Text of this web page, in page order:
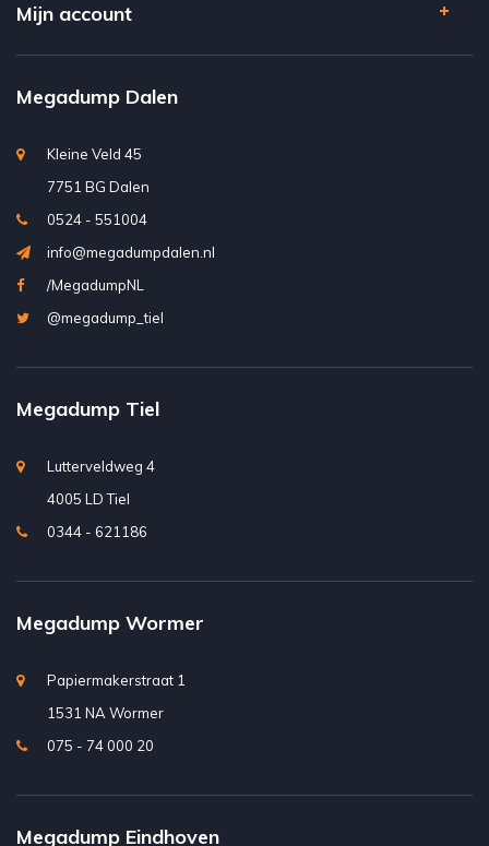
Mijn account
Megadump Dalen
Kleine Veld 45
7751 BG Dalen
0524 - 551004
info@megadumpdalen.nl
/MegadumpNL
@megadump_tiel
Megadump Tiel
Lutterveldweg 4
4005 LD Tiel
0344 - 621186
Megadump Wormer
Papiermakerstraat 1
1531 NA Wormer
075 - 74 000 20
Megadump Eindhoven